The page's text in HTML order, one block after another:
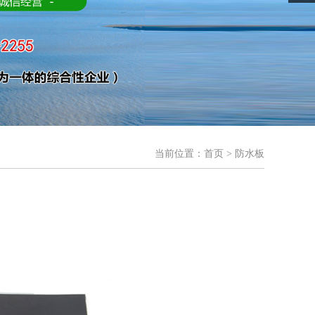
当前位置： 首页 > 防水板